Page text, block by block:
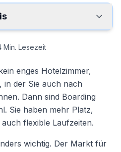
Min. Lesezeit
enges Hotelzimmer,
der Sie auch nach
Dann sind Boarding
Sie haben mehr Platz,
flexible Laufzeiten.
wichtig. Der Markt für